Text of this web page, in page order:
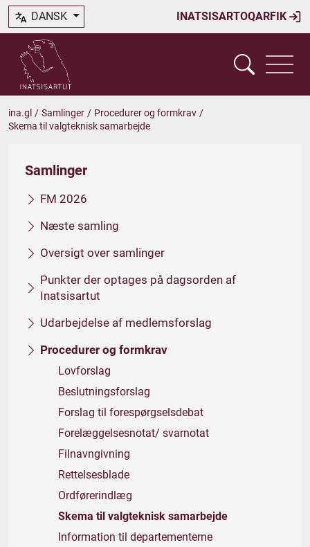
INATSISARTOQARFIK
DANSK
ina.gl / Samlinger / Procedurer og formkrav /
Skema til valgteknisk samarbejde
Samlinger
FM 2026
Næste samling
Oversigt over samlinger
Punkter der optages på dagsorden af
Inatsisartut
Udarbejdelse af medlemsforslag
Procedurer og formkrav
Lovforslag
Beslutningsforslag
Forslag til forespørgselsdebat
Forelæggelsesnotat/ svarnotat
Filnavngivning
Rettelsesblade
Ordførerindlæg
Skema til valgteknisk samarbejde
Information til departementerne